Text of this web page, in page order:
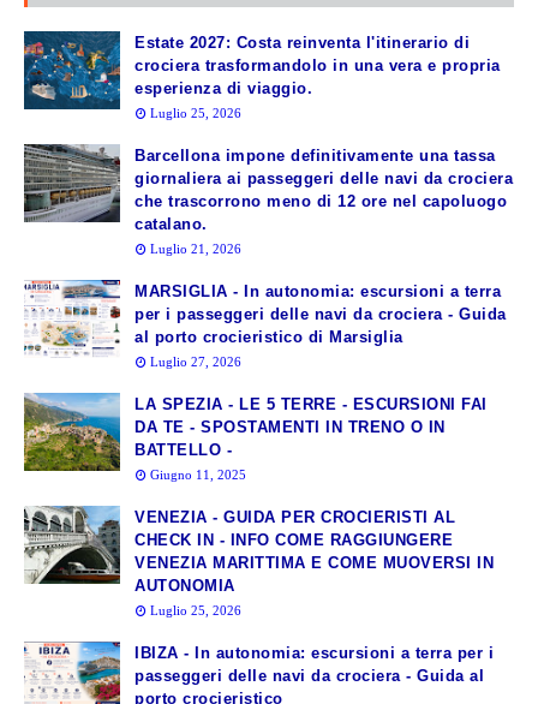
Estate 2027: Costa reinventa l'itinerario di
crociera trasformandolo in una vera e propria
esperienza di viaggio.
Luglio 25, 2026
Barcellona impone definitivamente una tassa
giornaliera ai passeggeri delle navi da crociera
che trascorrono meno di 12 ore nel capoluogo
catalano.
Luglio 21, 2026
MARSIGLIA - In autonomia: escursioni a terra
per i passeggeri delle navi da crociera - Guida
al porto crocieristico di Marsiglia
Luglio 27, 2026
LA SPEZIA - LE 5 TERRE - ESCURSIONI FAI
DA TE - SPOSTAMENTI IN TRENO O IN
BATTELLO -
Giugno 11, 2025
VENEZIA - GUIDA PER CROCIERISTI AL
CHECK IN - INFO COME RAGGIUNGERE
VENEZIA MARITTIMA E COME MUOVERSI IN
AUTONOMIA
Luglio 25, 2026
IBIZA - In autonomia: escursioni a terra per i
passeggeri delle navi da crociera - Guida al
porto crocieristico